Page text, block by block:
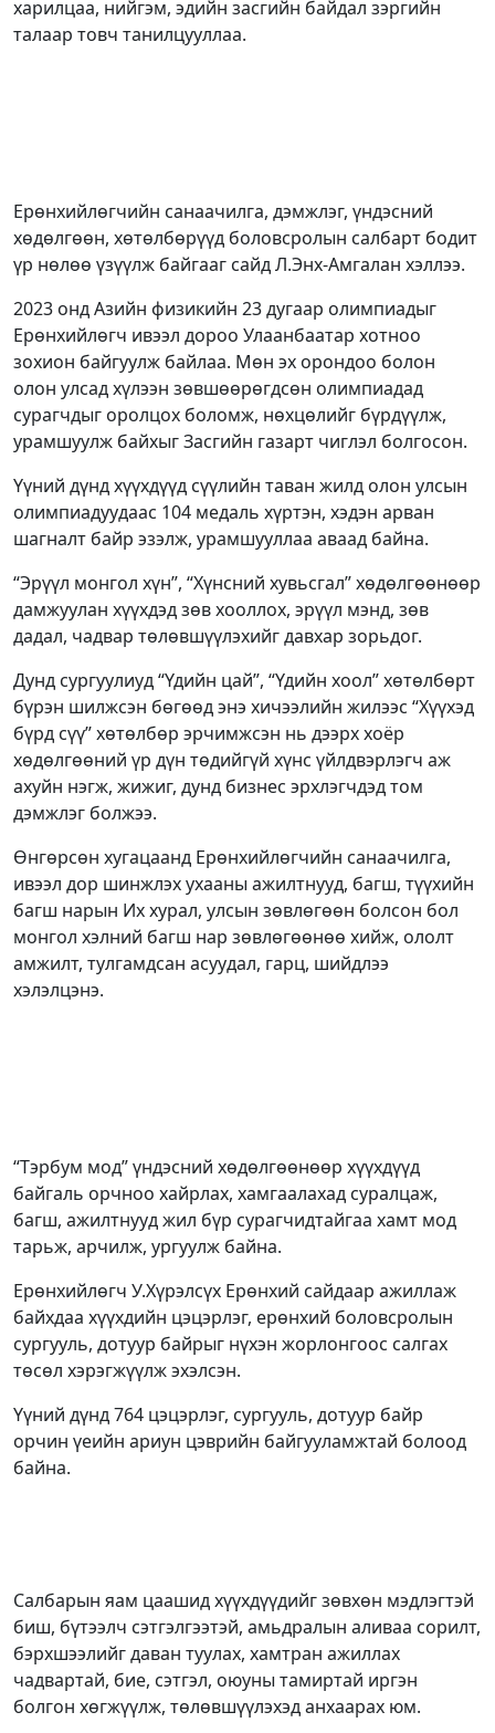
харилцаа, нийгэм, эдийн засгийн байдал зэргийн
талаар товч танилцууллаа.
Ерөнхийлөгчийн санаачилга, дэмжлэг, үндэсний
хөдөлгөөн, хөтөлбөрүүд боловсролын салбарт бодит
үр нөлөө үзүүлж байгааг сайд Л.Энх-Амгалан хэллээ.
2023 онд Азийн физикийн 23 дугаар олимпиадыг
Ерөнхийлөгч ивээл дороо Улаанбаатар хотноо
зохион байгуулж байлаа. Мөн эх орондоо болон
олон улсад хүлээн зөвшөөрөгдсөн олимпиадад
сурагчдыг оролцох боломж, нөхцөлийг бүрдүүлж,
урамшуулж байхыг Засгийн газарт чиглэл болгосон.
Үүний дүнд хүүхдүүд сүүлийн таван жилд олон улсын
олимпиадуудаас 104 медаль хүртэн, хэдэн арван
шагналт байр эзэлж, урамшууллаа аваад байна.
“Эрүүл монгол хүн”, “Хүнсний хувьсгал” хөдөлгөөнөөр
дамжуулан хүүхдэд зөв хооллох, эрүүл мэнд, зөв
дадал, чадвар төлөвшүүлэхийг давхар зорьдог.
Дунд сургуулиуд “Үдийн цай”, “Үдийн хоол” хөтөлбөрт
бүрэн шилжсэн бөгөөд энэ хичээлийн жилээс “Хүүхэд
бүрд сүү” хөтөлбөр эрчимжсэн нь дээрх хоёр
хөдөлгөөний үр дүн төдийгүй хүнс үйлдвэрлэгч аж
ахуйн нэгж, жижиг, дунд бизнес эрхлэгчдэд том
дэмжлэг болжээ.
Өнгөрсөн хугацаанд Ерөнхийлөгчийн санаачилга,
ивээл дор шинжлэх ухааны ажилтнууд, багш, түүхийн
багш нарын Их хурал, улсын зөвлөгөөн болсон бол
монгол хэлний багш нар зөвлөгөөнөө хийж, ололт
амжилт, тулгамдсан асуудал, гарц, шийдлээ
хэлэлцэнэ.
“Тэрбум мод” үндэсний хөдөлгөөнөөр хүүхдүүд
байгаль орчноо хайрлах, хамгаалахад суралцаж,
багш, ажилтнууд жил бүр сурагчидтайгаа хамт мод
тарьж, арчилж, ургуулж байна.
Ерөнхийлөгч У.Хүрэлсүх Ерөнхий сайдаар ажиллаж
байхдаа хүүхдийн цэцэрлэг, ерөнхий боловсролын
сургууль, дотуур байрыг нүхэн жорлонгоос салгах
төсөл хэрэгжүүлж эхэлсэн.
Үүний дүнд 764 цэцэрлэг, сургууль, дотуур байр
орчин үеийн ариун цэврийн байгууламжтай болоод
байна.
Салбарын яам цаашид хүүхдүүдийг зөвхөн мэдлэгтэй
биш, бүтээлч сэтгэлгээтэй, амьдралын аливаа сорилт,
бэрхшээлийг даван туулах, хамтран ажиллах
чадвартай, бие, сэтгэл, оюуны тамиртай иргэн
болгон хөгжүүлж, төлөвшүүлэхэд анхаарах юм.